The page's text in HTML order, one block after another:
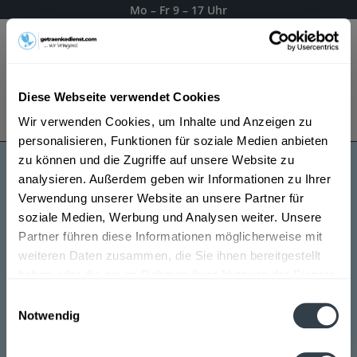
Diese Webseite verwendet Cookies
Wir verwenden Cookies, um Inhalte und Anzeigen zu
personalisieren, Funktionen für soziale Medien anbieten
zu können und die Zugriffe auf unsere Website zu
analysieren. Außerdem geben wir Informationen zu Ihrer
Verwendung unserer Website an unsere Partner für
soziale Medien, Werbung und Analysen weiter. Unsere
Partner führen diese Informationen möglicherweise mit
weiteren Daten zusammen, die Sie ihnen bereitgestellt
Notwendig
Mo – Fr 9 – 17 Uhr
Es gilt unsereDatenschutzerklärung
Gesaris